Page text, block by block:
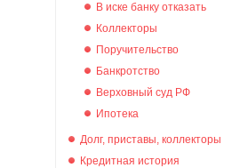
В иске банку отказать
Коллекторы
Поручительство
Банкротство
Верховный суд РФ
Ипотека
Долг, приставы, коллекторы
Кредитная история